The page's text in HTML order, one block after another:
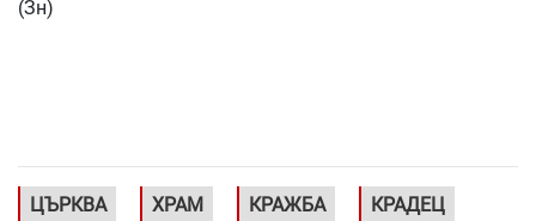
(Зн)
ЦЪРКВА ХРАМ КРАЖБА КРАДЕЦ